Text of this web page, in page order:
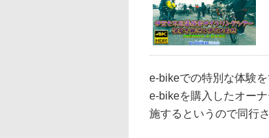
e-bikeでの特別な体験
e-bikeを購入したオー
施するというので同行